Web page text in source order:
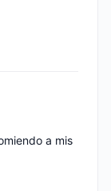
a mis